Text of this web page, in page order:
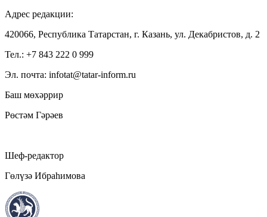
Адрес редакции:
420066, Республика Татарстан, г. Казань, ул. Декабристов, д. 2
Тел.: +7 843 222 0 999
Эл. почта: infotat@tatar-inform.ru
Баш мөхәррир
Рөстәм Гәрәев
Шеф-редактор
Гөлүзә Ибраһимова